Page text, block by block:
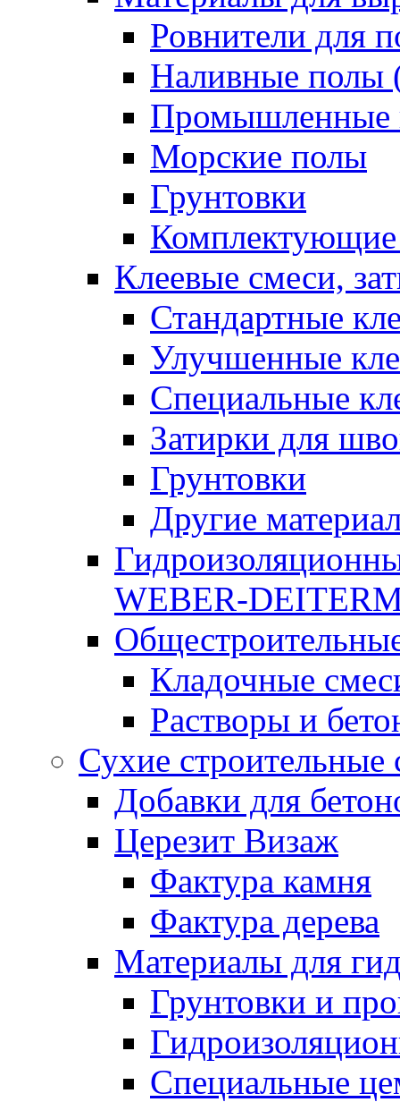
Ровнители для
Наливные полы
Промышленные
Морские полы
Грунтовки
Клеевые смеси,
Стандартные
Улучшенные
Специальные
Затирки для
Грунтовки
Другие
WEBER-
Кладочные
Растворы и
Сухие строительные
Добавки для
Церезит Визаж
Фактура камня
Фактура дерева
Материалы для
Грунтовки и
Специальные